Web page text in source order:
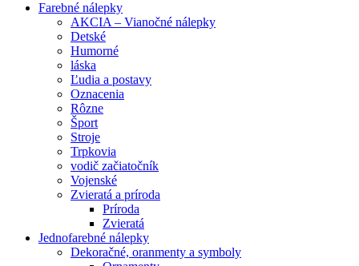
Farebné nálepky
AKCIA – Vianočné nálepky
Detské
Humorné
láska
Ľudia a postavy
Oznacenia
Rôzne
Šport
Stroje
Trpkovia
vodič začiatočník
Vojenské
Zvieratá a príroda
Príroda
Zvieratá
Jednofarebné nálepky
Dekoračné, oranmenty a symboly